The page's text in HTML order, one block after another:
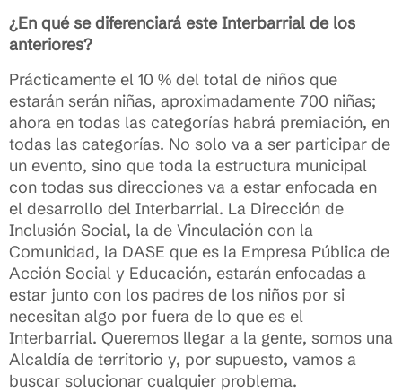
¿En qué se diferenciará este Interbarrial de los
anteriores?
Prácticamente el 10 % del total de niños que
estarán serán niñas, aproximadamente 700 niñas;
ahora en todas las categorías habrá premiación, en
todas las categorías. No solo va a ser participar de
un evento, sino que toda la estructura municipal
con todas sus direcciones va a estar enfocada en
el desarrollo del Interbarrial. La Dirección de
Inclusión Social, la de Vinculación con la
Comunidad, la DASE que es la Empresa Pública de
Acción Social y Educación, estarán enfocadas a
estar junto con los padres de los niños por si
necesitan algo por fuera de lo que es el
Interbarrial. Queremos llegar a la gente, somos una
Alcaldía de territorio y, por supuesto, vamos a
buscar solucionar cualquier problema.